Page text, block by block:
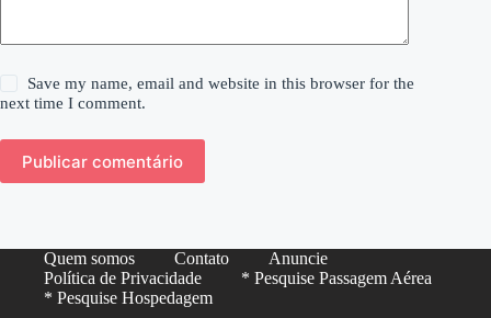
Save my name, email and website in this browser for the
next time I comment.
Publicar comentário
Quem somos Contato
Anuncie
Política de Privacidade
* Pesquise Passagem Aérea
* Pesquise Hospedagem